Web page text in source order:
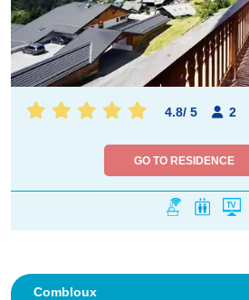
4.8/ 5 2
GO TO RESIDENCE
Combloux